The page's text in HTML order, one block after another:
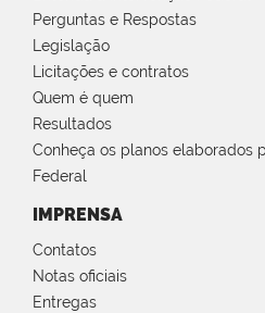
Perguntas e Respostas
Legislação
Licitações e contratos
Quem é quem
Resultados
Conheça os planos elaborados
Federal
IMPRENSA
Contatos
Notas oficiais
Entregas